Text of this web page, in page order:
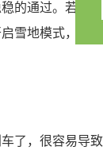
的通过。若车
雪地模式，能增
了，很容易导致